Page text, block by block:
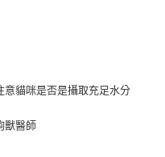
意貓咪是否是攝取充足水分
獸醫師